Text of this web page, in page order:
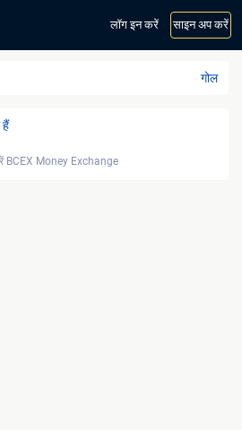
लॉग इन करें साइन अप करें
गोल
हैं
BCEX Money Exchange